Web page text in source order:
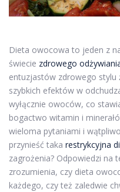
Dieta owocowa to jeden z
świecie zdrowego
entuzjastów zdrowego stylu
szybkich efektów w
wyłącznie owoców, co
bogactwo witamin i
wieloma pytaniami i
przynieść taka restrykcyjna
zagrożenia? Odpowiedzi na
zrozumienia, czy dieta
każdego, czy też zaledwie